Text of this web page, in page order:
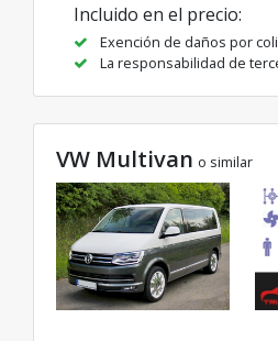
Incluido en el precio:
Exención de daños por
La responsabilidad de
VW Multivan o similar